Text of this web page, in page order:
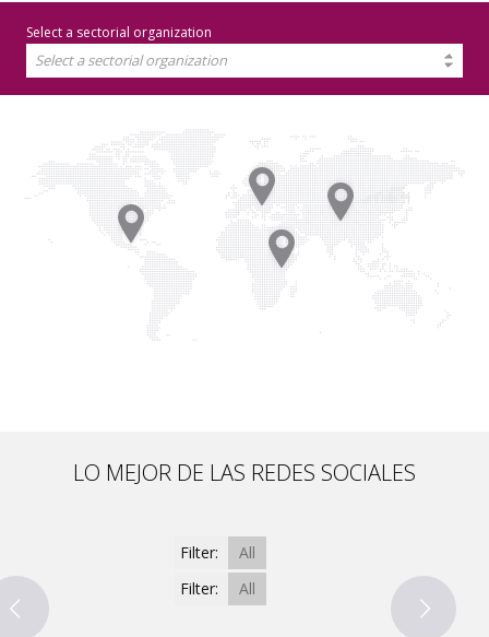
Select a sectorial organization
Select a sectorial organization
LO MEJOR DE LAS REDES SOCIALES
Filter:
All
Filter:
All